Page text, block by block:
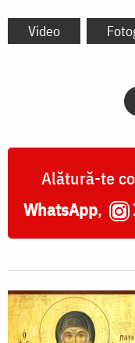
Video
Alătură-te
WhatsApp,